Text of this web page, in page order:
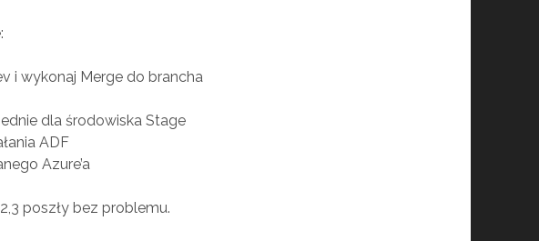
i wykonaj Merge do brancha
dla środowiska Stage
ADF
Azure’a
poszły bez problemu.